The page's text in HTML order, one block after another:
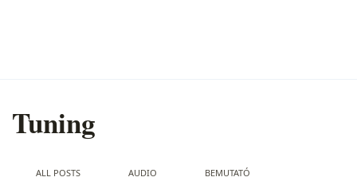
Tuning
ALL POSTS AUDIO BEMUTATÓ